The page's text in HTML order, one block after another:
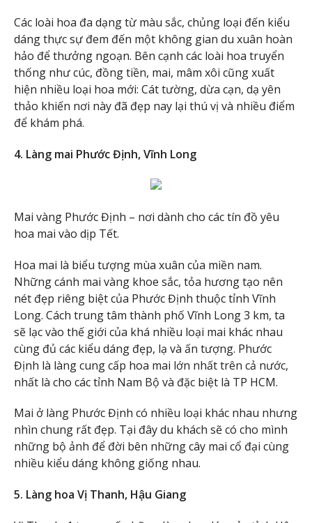
Các loài hoa đa dạng từ màu sắc, chủng loại đến kiểu
dáng thực sự đem đến một không gian du xuân hoàn
hảo để thưởng ngoạn. Bên cạnh các loài hoa truyển
thống như cúc, đồng tiền, mai, mâm xôi cũng xuất
hiện nhiều loại hoa mới: Cát tường, dừa cạn, dạ yên
thảo khiến nơi này đã đẹp nay lại thú vị và nhiều điểm
để khám phá.
4. Làng mai Phước Định, Vĩnh Long
Mai vàng Phước Định – nơi dành cho các tín đồ yêu
hoa mai vào dịp Tết.
Hoa mai là biểu tượng mùa xuân của miền nam.
Những cánh mai vàng khoe sắc, tỏa hương tạo nên
nét đẹp riêng biệt của Phước Định thuộc tỉnh Vĩnh
Long. Cách trung tâm thành phố Vĩnh Long 3 km, ta
sẽ lạc vào thế giới của khá nhiều loại mai khác nhau
cùng đủ các kiểu dáng đẹp, lạ và ấn tượng. Phước
Định là làng cung cấp hoa mai lớn nhất trên cả nước,
nhất là cho các tỉnh Nam Bộ và đặc biệt là TP HCM.
Mai ở làng Phước Định có nhiều loại khác nhau nhưng
nhìn chung rất đẹp. Tại đây du khách sẽ có cho mình
những bộ ảnh để đời bên những cây mai cổ đại cùng
nhiều kiểu dáng không giống nhau.
5. Làng hoa Vị Thanh, Hậu Giang